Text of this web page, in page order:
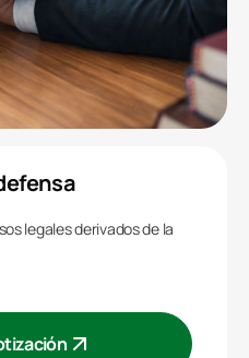
legales derivados de la